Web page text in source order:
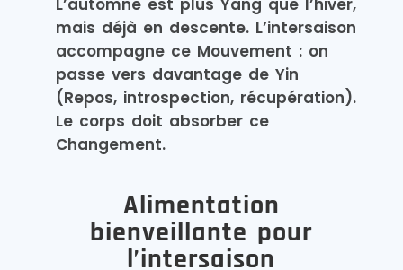
L’automne est plus Yang que l’hiver,
mais déjà en descente. L’intersaison
accompagne ce Mouvement : on
passe vers davantage de Yin
(Repos, introspection, récupération).
Le corps doit absorber ce
Changement.
Alimentation
bienveillante pour
l’intersaison